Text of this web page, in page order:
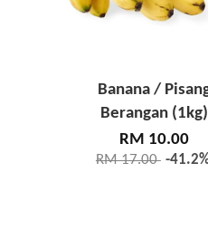
Banana /
Berangan (1kg)
RM 10.00
RM 17.00 -